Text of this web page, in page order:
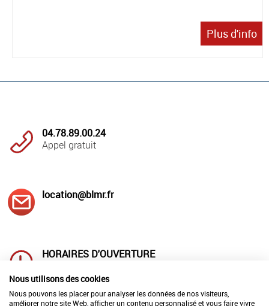
Plus d'info
04.78.89.00.24
Appel gratuit
location@blmr.fr
HORAIRES D'OUVERTURE
et 14h à 18h00
Vendredi : 8h00 à 12h00 et 14h00 à 17h00
Nous utilisons des cookies
Nous pouvons les placer pour analyser les données de nos visiteurs,
améliorer notre site Web, afficher un contenu personnalisé et vous faire vivre